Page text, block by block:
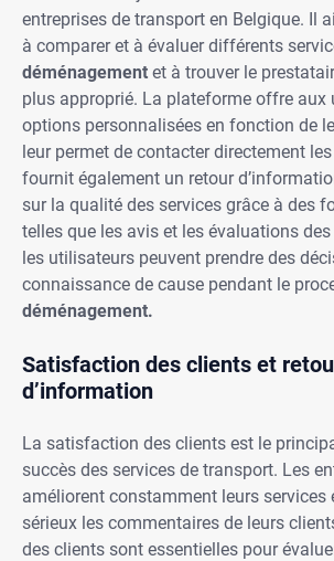
entreprises de transport en Belgique. Il
à comparer et à évaluer différents
déménagement et à trouver le
plus approprié. La plateforme offre aux
options personnalisées en fonction de
leur permet de contacter directement
fournit également un retour
sur la qualité des services grâce à des
telles que les avis et les évaluations
les utilisateurs peuvent prendre des
connaissance de cause pendant le
déménagement.
Satisfaction des clients et
d’information
La satisfaction des clients est le
succès des services de transport. Les
améliorent constamment leurs services
sérieux les commentaires de leurs
des clients sont essentielles pour